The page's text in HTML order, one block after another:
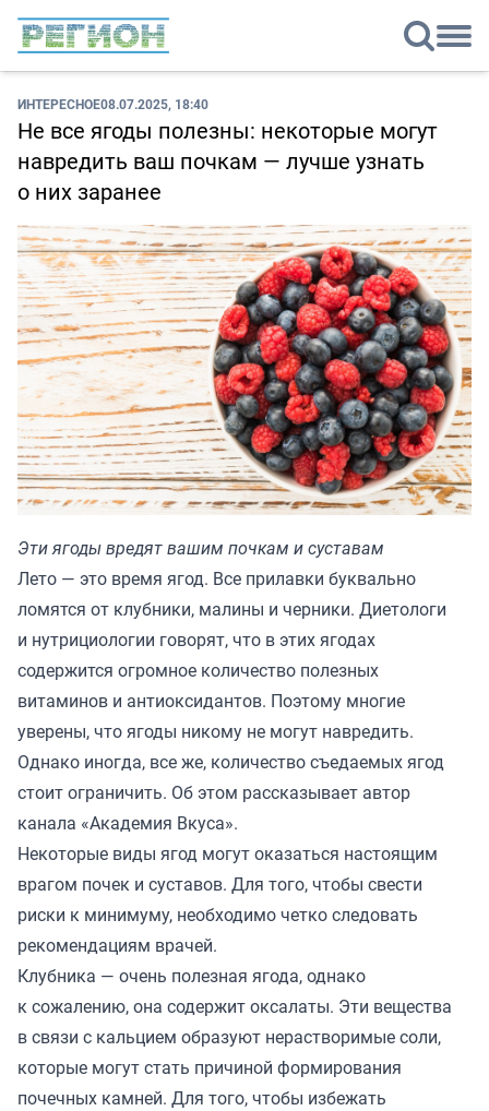
ИНТЕРЕСНОЕ08.07.2025, 18:40
Не все ягоды полезны: некоторые могут
навредить ваш почкам — лучше узнать
о них заранее
Эти ягоды вредят вашим почкам и суставам
Лето — это время ягод. Все прилавки буквально
ломятся от клубники, малины и черники. Диетологи
и нутрициологии говорят, что в этих ягодах
содержится огромное количество полезных
витаминов и антиоксидантов. Поэтому многие
уверены, что ягоды никому не могут навредить.
Однако иногда, все же, количество съедаемых ягод
стоит ограничить. Об этом рассказывает автор
канала «Академия Вкуса».
Некоторые виды ягод могут оказаться настоящим
врагом почек и суставов. Для того, чтобы свести
риски к минимуму, необходимо четко следовать
рекомендациям врачей.
Клубника — очень полезная ягода, однако
к сожалению, она содержит оксалаты. Эти вещества
в связи с кальцием образуют нерастворимые соли,
которые могут стать причиной формирования
почечных камней. Для того, чтобы избежать